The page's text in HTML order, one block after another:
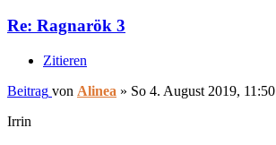
Re: Ragnarök 3
Zitieren
Beitrag von Alinea » So 4. August 2019, 11:50
Irrin